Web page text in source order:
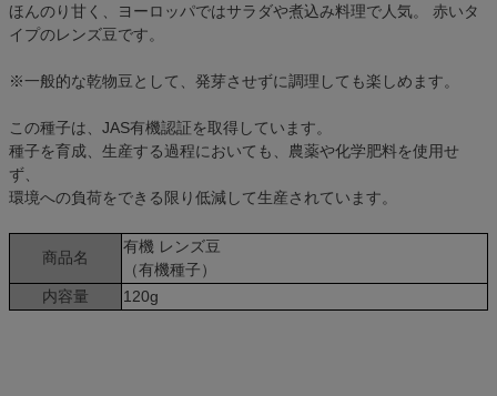
ほんのり甘く、ヨーロッパではサラダや煮込み料理で人気。 赤いタ
イプのレンズ豆です。
※一般的な乾物豆として、発芽させずに調理しても楽しめます。
この種子は、JAS有機認証を取得しています。
種子を育成、生産する過程においても、農薬や化学肥料を使用せ
ず、
環境への負荷をできる限り低減して生産されています。
商品名
有機 レンズ豆
（有機種子）
内容量
120g